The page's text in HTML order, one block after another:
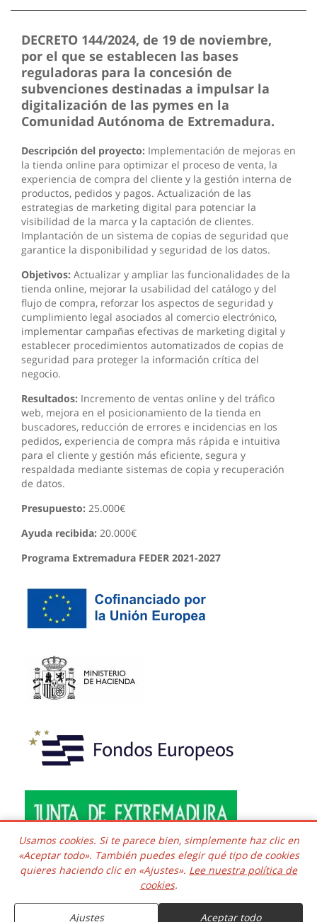
DECRETO 144/2024, de 19 de noviembre,
por el que se establecen las bases
reguladoras para la concesión de
subvenciones destinadas a impulsar la
digitalización de las pymes en la
Comunidad Autónoma de Extremadura.
Descripción del proyecto: Implementación de mejoras en
la tienda online para optimizar el proceso de venta, la
experiencia de compra del cliente y la gestión interna de
productos, pedidos y pagos. Actualización de las
estrategias de marketing digital para potenciar la
visibilidad de la marca y la captación de clientes.
Implantación de un sistema de copias de seguridad que
garantice la disponibilidad y seguridad de los datos.
Objetivos: Actualizar y ampliar las funcionalidades de la
tienda online, mejorar la usabilidad del catálogo y del
flujo de compra, reforzar los aspectos de seguridad y
cumplimiento legal asociados al comercio electrónico,
implementar campañas efectivas de marketing digital y
establecer procedimientos automatizados de copias de
seguridad para proteger la información crítica del
negocio.
Resultados: Incremento de ventas online y del tráfico
web, mejora en el posicionamiento de la tienda en
buscadores, reducción de errores e incidencias en los
pedidos, experiencia de compra más rápida e intuitiva
para el cliente y gestión más eficiente, segura y
respaldada mediante sistemas de copia y recuperación
de datos.
Presupuesto: 25.000€
Ayuda recibida: 20.000€
Programa Extremadura FEDER 2021-2027
Copyright © 2016 - 2026 Todos los derechos reservados.
Desarrollado e integrado
Kaframa Technology SL CIF B06758361. Poligono el Nevero
complejo Inmuba Albatros, Manzana 6 Nave 9, 06006,
Usamos cookies. Si te parece bien, simplemente haz clic en
«Aceptar todo». También puedes elegir qué tipo de cookies
quieres haciendo clic en «Ajustes». Lee nuestra política de
cookies.
Ajustes Aceptar todo